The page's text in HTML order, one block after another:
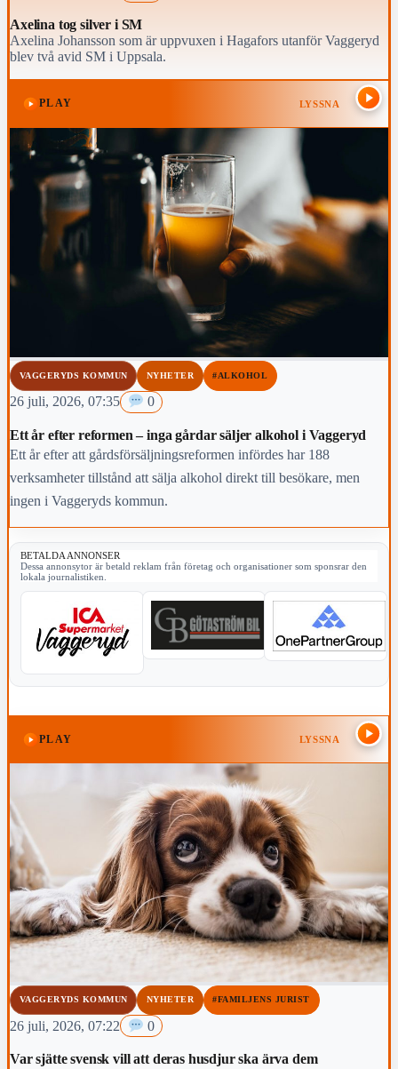
Axelina tog silver i SM
Axelina Johansson som är uppvuxen i Hagafors utanför Vaggeryd
blev två avid SM i Uppsala.
PLAY LYSSNA
VAGGERYDS KOMMUN NYHETER #ALKOHOL
26 juli, 2026, 07:35 0
Ett år efter reformen – inga gårdar säljer alkohol i Vaggeryd
Ett år efter att gårdsförsäljningsreformen infördes har 188
verksamheter tillstånd att sälja alkohol direkt till besökare, men
ingen i Vaggeryds kommun.
BETALDA ANNONSER
Dessa annonsytor är betald reklam från företag och organisationer som sponsrar den
lokala journalistiken.
PLAY LYSSNA
VAGGERYDS KOMMUN NYHETER #FAMILJENS JURIST
26 juli, 2026, 07:22 0
Var sjätte svensk vill att deras husdjur ska ärva dem